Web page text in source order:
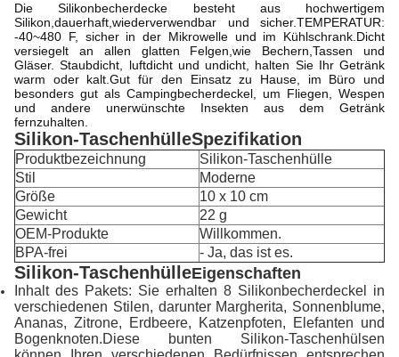
Die Silikonbecherdecke besteht aus hochwertigem
Silikon,dauerhaft,wiederverwendbar und sicher.TEMPERATUR:
-40~480 F, sicher in der Mikrowelle und im Kühlschrank.Dicht
versiegelt an allen glatten Felgen,wie Bechern,Tassen und
Gläser. Staubdicht, luftdicht und undicht, halten Sie Ihr Getränk
warm oder kalt.Gut für den Einsatz zu Hause, im Büro und
besonders gut als Campingbecherdeckel, um Fliegen, Wespen
und andere unerwünschte Insekten aus dem Getränk
fernzuhalten.
Silikon-TaschenhülleSpezifikation
Produktbezeichnung
Silikon-Taschenhülle
Stil
Moderne
Größe
10 x 10 cm
Gewicht
22 g
OEM-Produkte
Willkommen.
BPA-frei
- Ja, das ist es.
Silikon-TaschenhülleEigenschaften
Inhalt des Pakets: Sie erhalten 8 Silikonbecherdeckel in
verschiedenen Stilen, darunter Margherita, Sonnenblume,
Ananas, Zitrone, Erdbeere, Katzenpfoten, Elefanten und
Bogenknoten.Diese bunten Silikon-Taschenhülsen